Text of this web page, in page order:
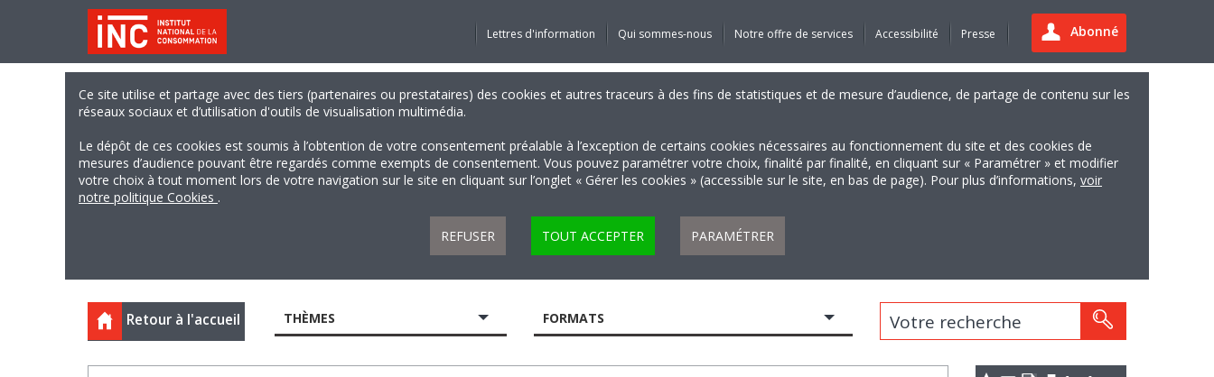
Abonné
Lettres d'information Qui sommes-nous Notre offre de services Accessibilité Presse
Ce site utilise et partage avec des tiers (partenaires ou prestataires) des cookies et autres traceurs à des fins de statistiques et de mesure d’audience, de partage de contenu sur les
réseaux sociaux et d’utilisation d'outils de visualisation multimédia.
Le dépôt de ces cookies est soumis à l’obtention de votre consentement préalable à l’exception de certains cookies nécessaires au fonctionnement du site et des cookies de
mesures d’audience pouvant être regardés comme exempts de consentement. Vous pouvez paramétrer votre choix, finalité par finalité, en cliquant sur « Paramétrer » et modifier
votre choix à tout moment lors de votre navigation sur le site en cliquant sur l’onglet « Gérer les cookies » (accessible sur le site, en bas de page). Pour plus d’informations, voir
notre politique Cookies .
REFUSER TOUT ACCEPTER PARAMÉTRER
Retour à l'accueil THÈMES FORMATS Votre recherche